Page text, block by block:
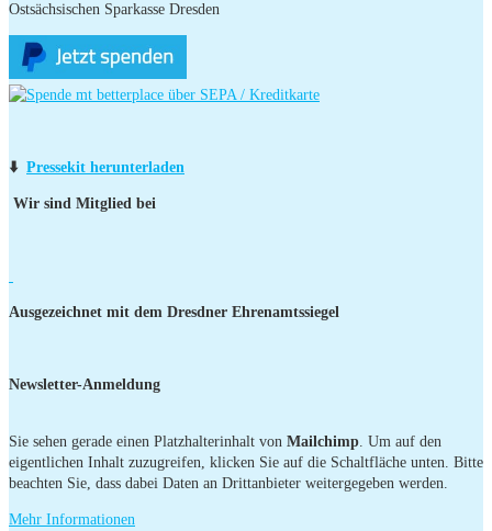
Ostsächsischen Sparkasse Dresden
⬇️ Pressekit herunterladen
Wir sind Mitglied bei
Ausgezeichnet mit dem Dresdner Ehrenamtssiegel
Newsletter-Anmeldung
Sie sehen gerade einen Platzhalterinhalt von Mailchimp. Um auf den
eigentlichen Inhalt zuzugreifen, klicken Sie auf die Schaltfläche unten. Bitte
beachten Sie, dass dabei Daten an Drittanbieter weitergegeben werden.
Mehr Informationen